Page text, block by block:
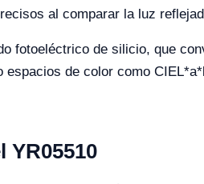
al comparar la luz
fotoeléctrico de silicio, que
de color como
YR05510